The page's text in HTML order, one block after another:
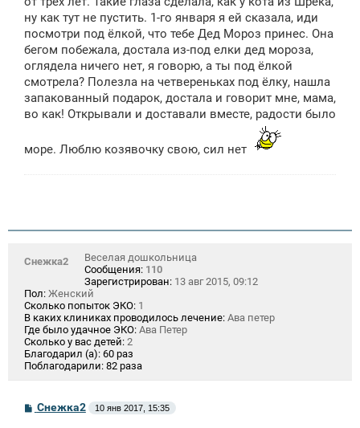
ну как тут не пустить. 1-го января я ей сказала, иди
посмотри под ёлкой, что тебе Дед Мороз принес. Она
бегом побежала, достала из-под елки дед мороза,
оглядела ничего нет, я говорю, а ты под ёлкой
смотрела? Полезла на четвереньках под ёлку, нашла
запакованный подарок, достала и говорит мне, мама,
во как! Открывали и доставали вместе, радости было
море. Люблю козявочку свою, сил нет
Снежка2
Веселая дошкольница
Сообщения: 110
Зарегистрирован: 13 авг 2015, 09:12
Пол: Женский
Сколько попыток ЭКО: 1
В каких клиниках проводилось лечение: Ава петер
Где было удачное ЭКО: Ава Петер
Сколько у вас детей: 2
Благодарил (а): 60 раз
Поблагодарили: 82 раза
С
о
Снежка2 10 янв 2017, 15:35